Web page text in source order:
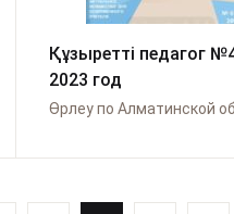
Құзыретті педагог
2023 год
Өрлеу по Алматинской